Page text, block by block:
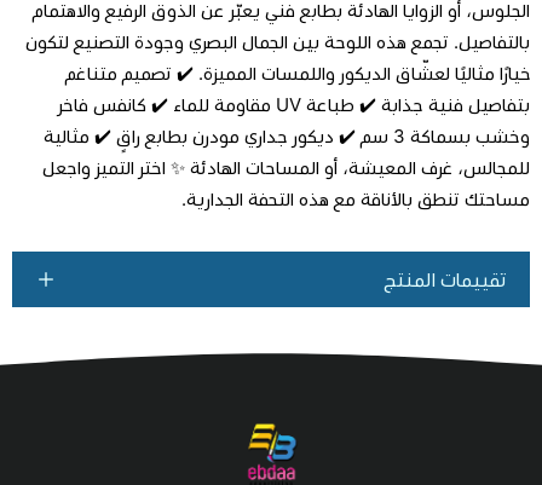
الجلوس، أو الزوايا الهادئة بطابع فني يعبّر عن الذوق الرفيع والاهتمام
بالتفاصيل. تجمع هذه اللوحة بين الجمال البصري وجودة التصنيع لتكون
خيارًا مثاليًا لعشّاق الديكور واللمسات المميزة. ✔️ تصميم متناغم
بتفاصيل فنية جذابة ✔️ طباعة UV مقاومة للماء ✔️ كانفس فاخر
وخشب بسماكة 3 سم ✔️ ديكور جداري مودرن بطابع راقٍ ✔️ مثالية
للمجالس، غرف المعيشة، أو المساحات الهادئة ✨ اختر التميز واجعل
مساحتك تنطق بالأناقة مع هذه التحفة الجدارية.
تقييمات المنتج